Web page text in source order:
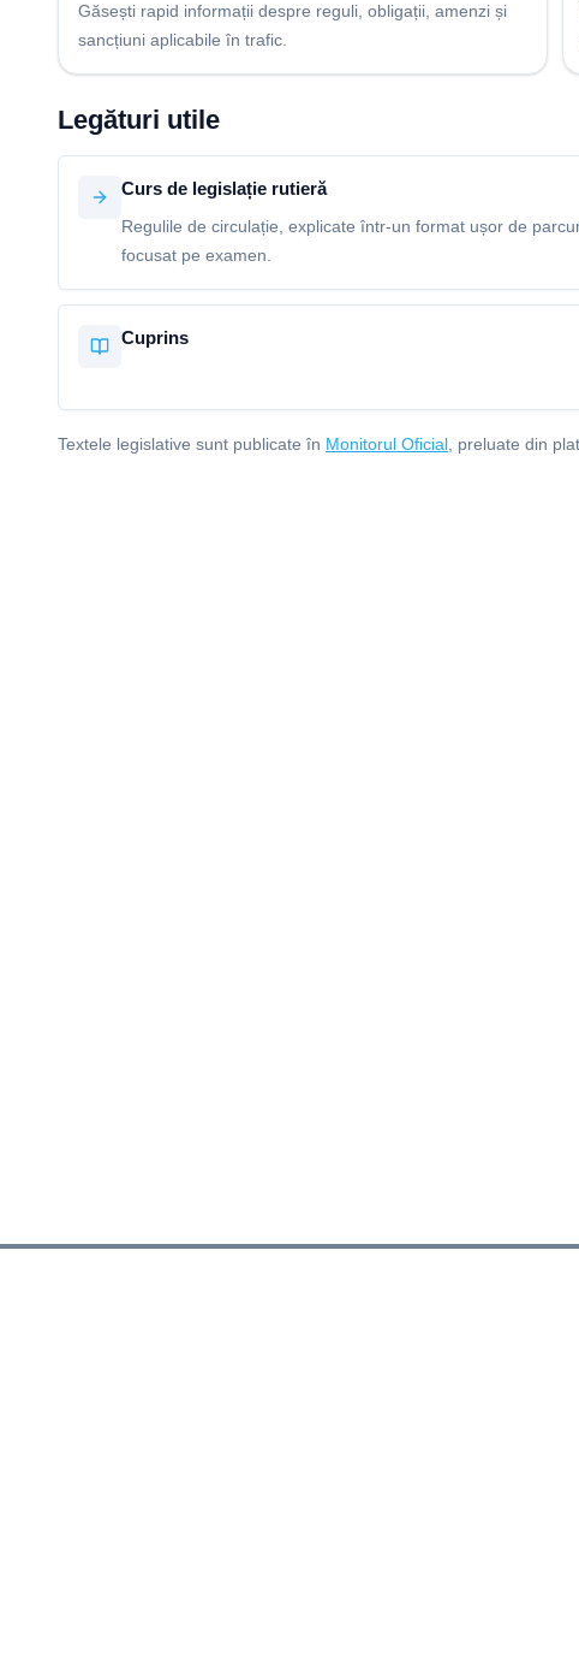
Găsești rapid informații despre reguli, obligații, amenzi și
sancțiuni aplicabile în trafic.
Legături utile
Curs de legislație rutieră
Regulile de circulație, explicate într-un format ușor de
focusat pe examen.
Cuprins
Textele legislative sunt publicate în Monitorul Oficial , preluate din